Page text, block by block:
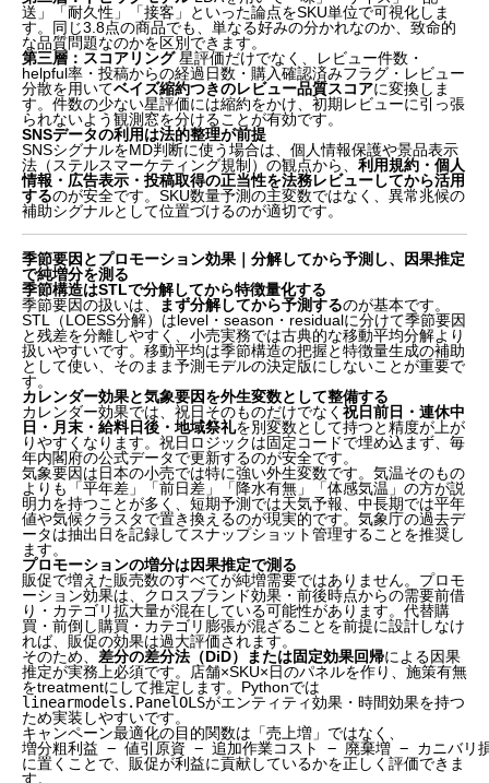
送」「耐久性」「接客」といった論点をSKU単位で可視化しま
す。同じ3.8点の商品でも、単なる好みの分かれなのか、致命的
な品質問題なのかを区別できます。
第三層：スコアリング星評価だけでなく、レビュー件数・
helpful率・投稿からの経過日数・購入確認済みフラグ・レビュー
分散を用いてベイズ縮約つきのレビュー品質スコアに変換しま
す。件数の少ない星評価には縮約をかけ、初期レビューに引っ張
られないよう観測窓を分けることが有効です。
SNSデータの利用は法的整理が前提
SNSシグナルをMD判断に使う場合は、個人情報保護や景品表示
法（ステルスマーケティング規制）の観点から、 利用規約・個人
情報・広告表示・投稿取得の正当性を法務レビューしてから活用
するのが安全です。SKU数量予測の主変数ではなく、異常兆候の
補助シグナルとして位置づけるのが適切です。
季節要因とプロモーション効果｜分解してから予測し、因果推定
で純増分を測る
季節構造はSTLで分解してから特徴量化する
季節要因の扱いは、
まず分解してから予測するのが基本です。
STL（LOESS分解）はlevel・season・residualに分けて季節要因
と残差を分離しやすく、小売実務では古典的な移動平均分解より
扱いやすいです。移動平均は季節構造の把握と特徴量生成の補助
として使い、そのまま予測モデルの決定版にしないことが重要で
す。
カレンダー効果と気象要因を外生変数として整備する
カレンダー効果では、祝日そのものだけでなく 祝日前日・連休中
日・月末・給料日後・地域祭礼を別変数として持つと精度が上が
りやすくなります。祝日ロジックは固定コードで埋め込まず、毎
年内閣府の公式データで更新するのが安全です。
気象要因は日本の小売では特に強い外生変数です。気温そのもの
よりも「平年差」「前日差」「降水有無」「体感気温」の方が説
明力を持つことが多く、短期予測では天気予報、中長期では平年
値や気候クラスタで置き換えるのが現実的です。気象庁の過去デ
ータは抽出日を記録してスナップショット管理することを推奨し
ます。
プロモーションの増分は因果推定で測る
販促で増えた販売数のすべてが純増需要ではありません。プロモ
ーション効果は、クロスブランド効果・前後時点からの需要前借
り・カテゴリ拡大量が混在している可能性があります。代替購
買・前倒し購買・カテゴリ膨張が混ざることを前提に設計しなけ
れば、販促の効果は過大評価されます。
そのため、 差分の差分法（DiD）または固定効果回帰による因果
推定が実務上必須です。店舗×SKU×日のパネルを作り、施策有無
をtreatmentにして推定します。Pythonでは
linearmodels.PanelOLSがエンティティ効果・時間効果を持つ
ため実装しやすいです。
キャンペーン最適化の目的関数は「売上増」ではなく、
増分粗利益 − 値引原資 − 追加作業コスト − 廃棄増 − カニバリ
に置くことで、販促が利益に貢献しているかを正しく評価できま
す。